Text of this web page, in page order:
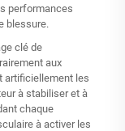
performances
blessure.
clé de
aux
artificiellement les
à stabiliser et à
chaque
à activer les